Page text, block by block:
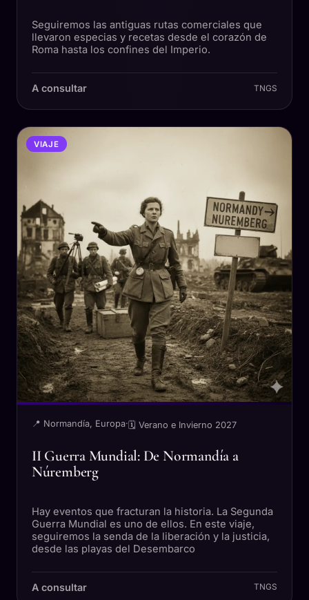
Seguiremos las antiguas rutas comerciales que
llevaron especias y recetas desde el corazón de
Roma hasta los confines del Imperio.
A consultar TNGS
VIAJE
📍 Normandía, Europa·🗓 Verano e Invierno 2027
II Guerra Mundial: De Normandía a
Núremberg
Hay eventos que fracturan la historia. La Segunda
Guerra Mundial es uno de ellos. En este viaje,
seguiremos la senda de la liberación y la justicia,
desde las playas del Desembarco
A consultar TNGS